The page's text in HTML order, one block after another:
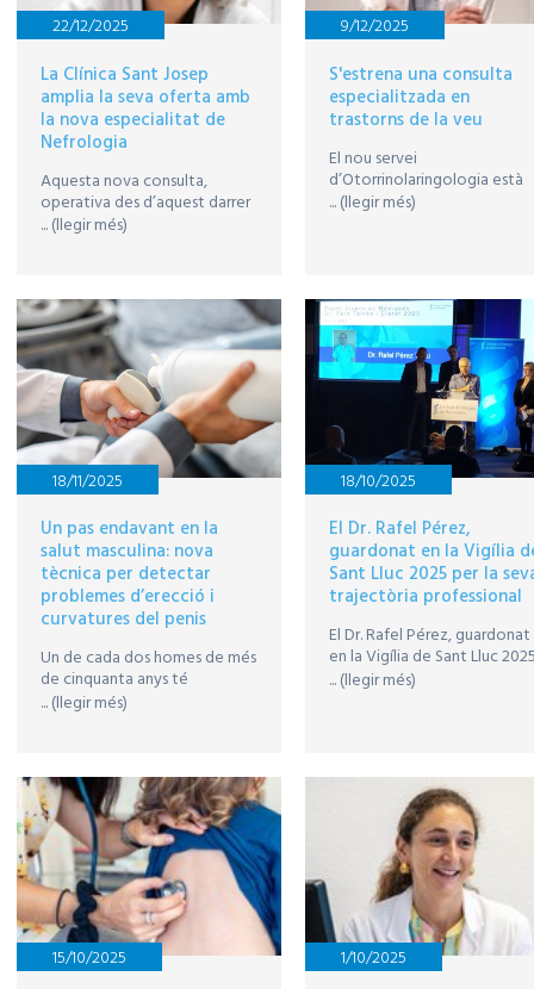
22/12/2025
La Clínica Sant Josep
amplia la seva oferta amb
la nova especialitat de
Nefrologia
Aquesta nova consulta,
operativa des d’aquest darrer
trimestre, se suma als serveis
serveis multidisciplinaris
... (llegir més)
9/12/2025
S'estrena una consulta
especialitzada en
trastorns de la veu
El nou servei
d’Otorrinolaringologia està
dirigit a persones que tenen
... (llegir més)
18/11/2025
Un pas endavant en la
salut masculina: nova
tècnica per detectar
problemes d’erecció i
curvatures del penis
Un de cada dos homes de més
de cinquanta anys té
problemes d’erecció, però
explica en què consisteix
aquesta prova
... (llegir més)
18/10/2025
El Dr. Rafel Pérez,
guardonat en la Vigília
Sant Lluc 2025 per la
trajectòria professional
El Dr. Rafel Pérez, guardonat
en la Vigília de Sant Lluc
amb el premi Vivències
... (llegir més)
15/10/2025 1/10/2025